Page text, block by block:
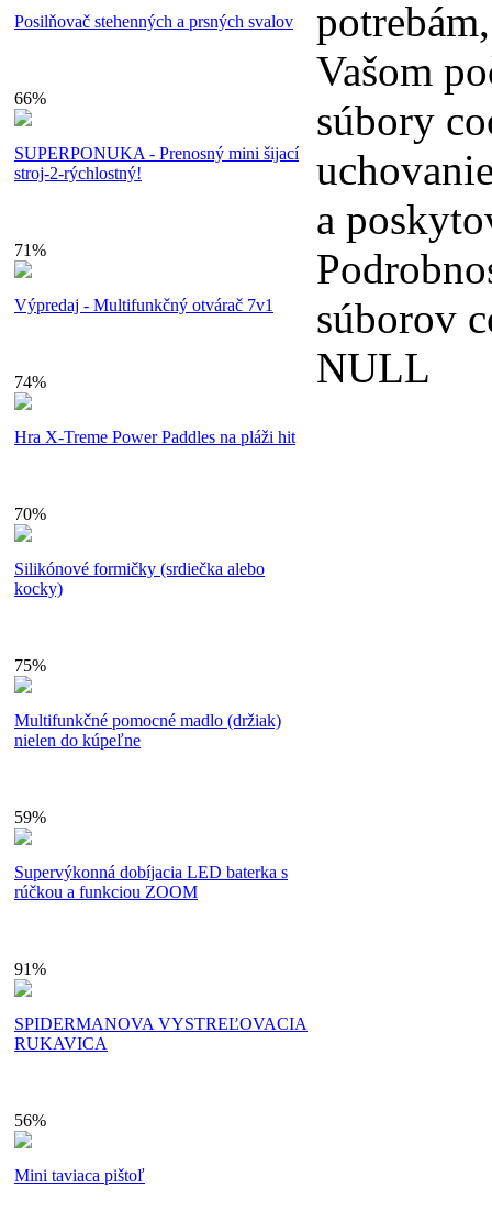
Posilňovač stehenných a prsných svalov
66%
SUPERPONUKA - Prenosný mini šijací
stroj-2-rýchlostný!
71%
Výpredaj - Multifunkčný otvárač 7v1
74%
Hra X-Treme Power Paddles na pláži hit
70%
Silikónové formičky (srdiečka alebo
kocky)
75%
Multifunkčné pomocné madlo (držiak)
nielen do kúpeľne
59%
Supervýkonná dobíjacia LED baterka s
rúčkou a funkciou ZOOM
91%
SPIDERMANOVA VYSTREĽOVACIA
RUKAVICA
56%
Mini taviaca pištoľ
Vašom
súbory
a
súborov
NULL